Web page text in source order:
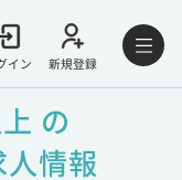
イン 新規登録
の
情報